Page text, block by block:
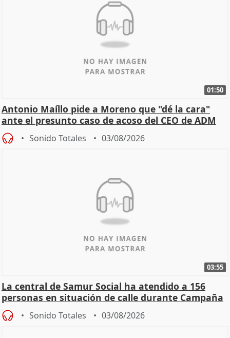
01:50
Antonio Maíllo pide a Moreno que "dé la cara"
ante el presunto caso de acoso del CEO de ADM
Sonido Totales 03/08/2026
03:55
La central de Samur Social ha atendido a 156
personas en situación de calle durante Campaña
de Calor
Sonido Totales 03/08/2026